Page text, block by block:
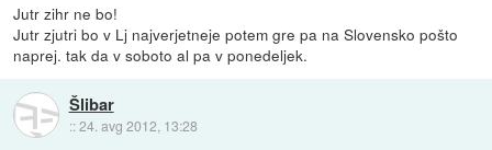
Jutr zihr ne bo!
Jutr zjutri bo v Lj najverjetneje potem gre pa na Slovensko pošto
naprej. tak da v soboto al pa v ponedeljek.
Šlibar
::24. avg 2012, 13:28